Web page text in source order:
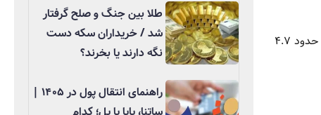
نان سنگک به دلیل نیاز به حداقل ۳ کارگر متخصص، بیشترین فشار را به نانوایان وارد می‌کند. درآمد روزانه یک نانوای بربری با آرد یارانه‌ای حدود ۴.۷
طلا بین جنگ و صلح گرفتار
شد / خریداران سکه دست
نگه دارند یا بخرند؟
راهنمای انتقال پول در ۱۴۰۵ |